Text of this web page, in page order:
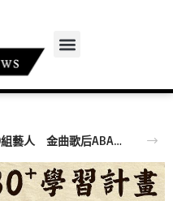
全民同樂 打狗祭三大免費舞台20組藝人 金曲歌后ABAO阿爆、布拉瑞揚舞團熱力引爆